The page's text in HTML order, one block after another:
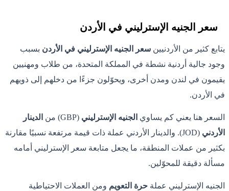
سعر الجنيه الإسترليني في الأردن
يتابع كثير من الأردنيين سعر الجنيه الإسترليني في الأردن بسبب
وجود جالية أردنية نشطة في المملكة المتحدة، من طلاب ومهنيين
يقيمون في لندن ومدن أخرى، ويحوّلون جزءًا من دخلهم إلى ذويهم
في الأردن.
السعر هنا يعني كم يساوي الجنيه الإسترليني (GBP) من
الدينار
الأردني
(JOD). والدينار الأردني عملة ذات قيمة مرتفعة نسبيًا مقارنة
بكثير من عملات المنطقة، ما يجعل متابعة سعر الإسترليني أمامه
مسألة دقيقة للمحوّلين.
الجنيه الإسترليني عملة حرة التعويم ومن العملات الاحتياطية